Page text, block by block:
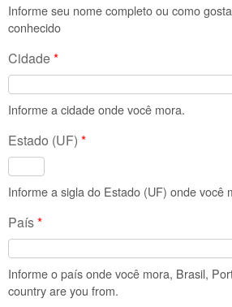
Informe seu nome completo ou como
conhecido
Cidade*
Informe a cidade onde você mora.
Estado (UF) *
Informe a sigla do Estado (UF) onde você
País*
Informe o país onde você mora, Brasil,
country are you from.